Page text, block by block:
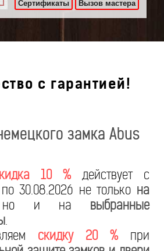
Сертификаты Вызов мастера
с гарантией!
замка Abus
10 % действует с
30.08.2026 не только на
и на выбранные
.
скидку 20 % при